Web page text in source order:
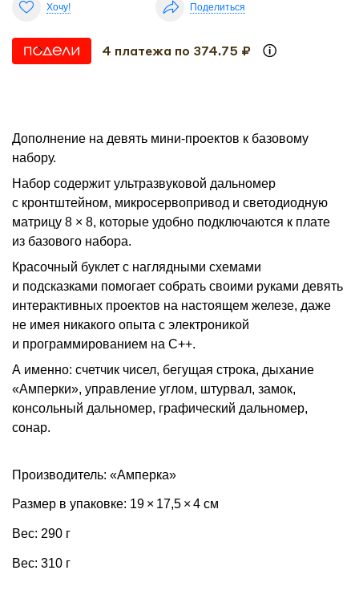
Хочу! Поделиться
4 платежа по 374.75 ₽
Дополнение на девять мини-проектов к базовому
набору.
Набор содержит ультразвуковой дальномер
с кронтштейном, микросервопривод и светодиодную
матрицу 8 × 8, которые удобно подключаются к плате
из базового набора.
Красочный буклет с наглядными схемами
и подсказками помогает собрать своими руками девять
интерактивных проектов на настоящем железе, даже
не имея никакого опыта с электроникой
и программированием на C++.
А именно: счетчик чисел, бегущая строка, дыхание
«Амперки», управление углом, штурвал, замок,
консольный дальномер, графический дальномер,
сонар.
Производитель: «Амперка»
Размер в упаковке: 19 × 17,5 × 4 см
Вес: 290 г
Вес: 310 г